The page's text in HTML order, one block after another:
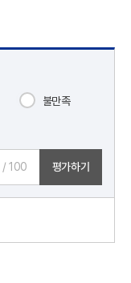
불만족
/ 100 평가하기